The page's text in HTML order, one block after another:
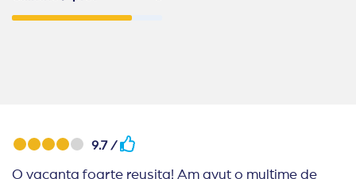
9.7 /
O vacanta foarte reusita! Am avut o mulțime de